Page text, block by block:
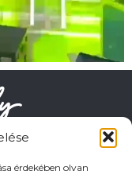
érdekében olyan